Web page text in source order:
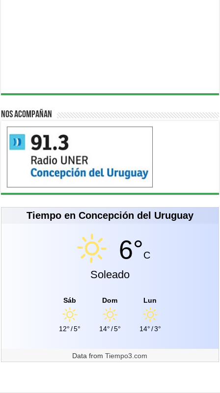
Nos acompañan
Tiempo en Concepción del Uruguay
6°C
Soleado
Sáb
12°/5°
Dom
14°/5°
Lun
14°/3°
Data fromTiempo3.com